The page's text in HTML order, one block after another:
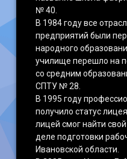
№ 40.
В 1984 году все
предприятий были
народного
училище перешло на
со средним
СПТУ № 28.
В 1995 году
получило статус
лицей смог найти
деле подготовки
Ивановской области.